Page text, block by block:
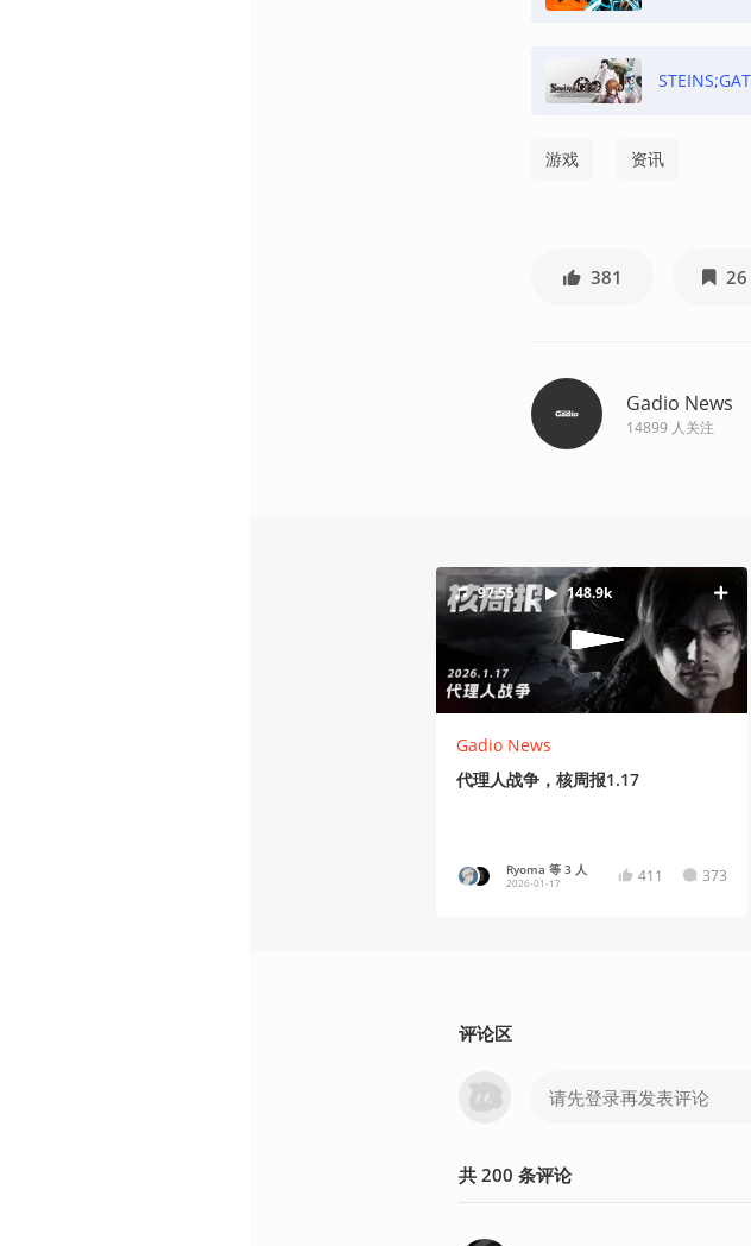
游戏 资讯
381 26
Gadio News
14899 人关注
97:55 148.9k
Gadio News
代理人战争，核周报1.17
Ryoma 等 3 人
2026-01-17 411 373
评论区
共 200 条评论